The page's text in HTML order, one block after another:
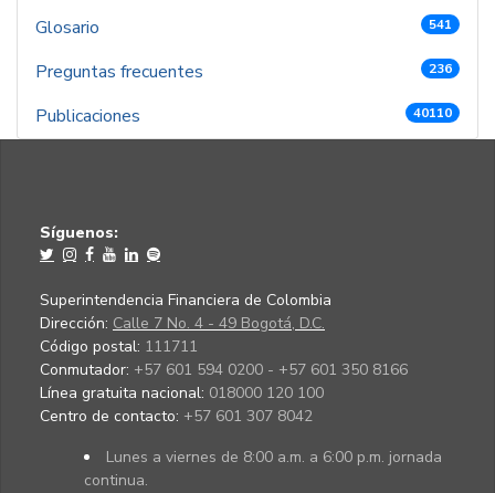
Glosario 541
Preguntas frecuentes 236
Publicaciones 40110
Síguenos:
Superintendencia Financiera de Colombia
Dirección: Calle 7 No. 4 - 49 Bogotá, D.C.
Código postal: 111711
Conmutador: +57 601 594 0200 - +57 601 350 8166
Línea gratuita nacional: 018000 120 100
Centro de contacto: +57 601 307 8042
Lunes a viernes de 8:00 a.m. a 6:00 p.m. jornada
continua.